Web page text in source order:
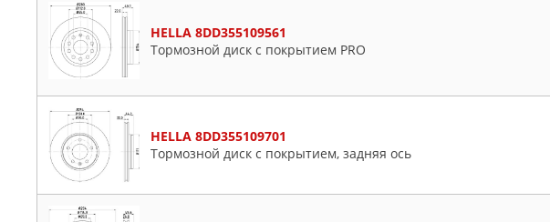
Hyundai
Jeep
Lancia
Lexus
Mercedes
Mitsubishi
Nissan
Opel
HELLA 8DD355109561
Тормозной диск с покрытием PRO
HELLA 8DD355109701
Тормозной диск с покрытием, задняя ось